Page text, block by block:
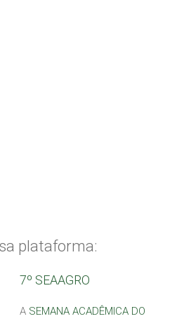
plataforma:
7º SEAAGRO
A SEMANA ACADÊMICA DO